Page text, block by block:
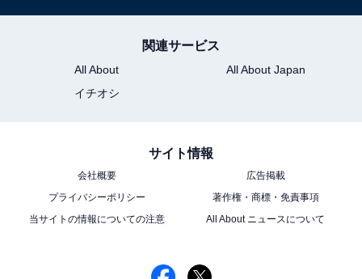
関連サービス
All About
All About Japan
イチオシ
サイト情報
会社概要
広告掲載
プライバシーポリシー
著作権・商標・免責事項
当サイトの情報についての注意
All About ニュースについて